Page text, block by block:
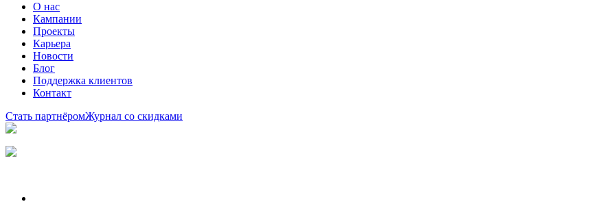
О нас
Кампании
Проекты
Карьера
Новости
Блог
Поддержка клиентов
Контакт
Стать партнёромЖурнал со скидками